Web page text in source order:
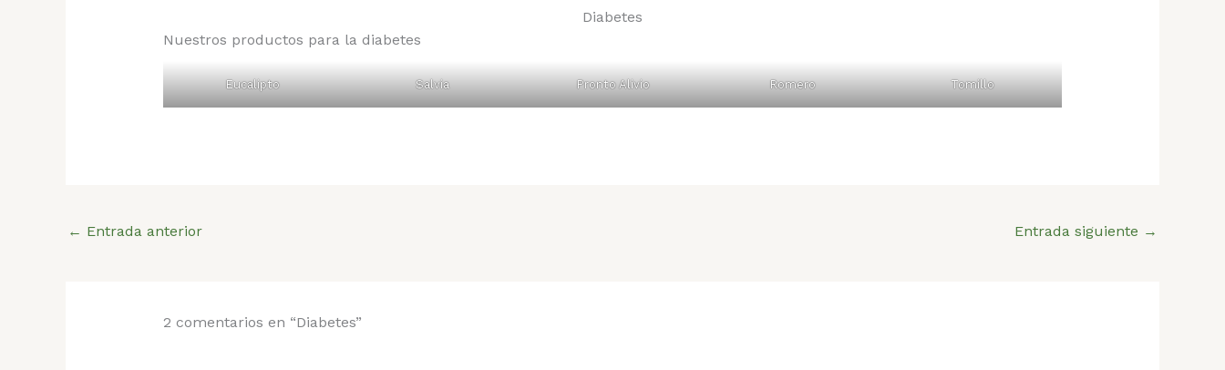
Diabetes
Nuestros productos para la diabetes
Eucalipto Salvia Pronto Alivio Romero Tomillo
← Entrada anterior Entrada siguiente →
2 comentarios en “Diabetes”